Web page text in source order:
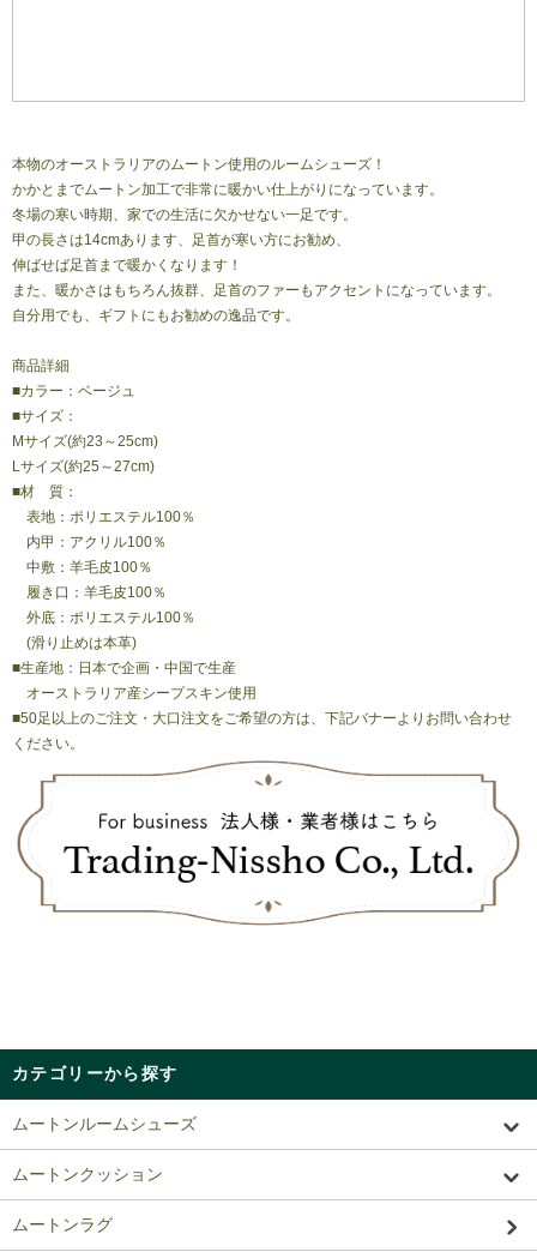
本物のオーストラリアのムートン使用のルームシューズ！
かかとまでムートン加工で非常に暖かい仕上がりになっています。
冬場の寒い時期、家での生活に欠かせない一足です。
甲の長さは14cmあります、足首が寒い方にお勧め、
伸ばせば足首まで暖かくなります！
また、暖かさはもちろん抜群、足首のファーもアクセントになっています。
自分用でも、ギフトにもお勧めの逸品です。
商品詳細
■カラー：ベージュ
■サイズ：
Mサイズ(約23～25cm)
Lサイズ(約25～27cm)
■材 質：
表地：ポリエステル100％
内甲：アクリル100％
中敷：羊毛皮100％
履き口：羊毛皮100％
外底：ポリエステル100％
(滑り止めは本革)
■生産地：日本で企画・中国で生産
オーストラリア産シープスキン使用
■50足以上のご注文・大口注文をご希望の方は、下記バナーよりお問い合わせ
ください。
カテゴリーから探す
ムートンルームシューズ
ムートンクッション
ムートンラグ